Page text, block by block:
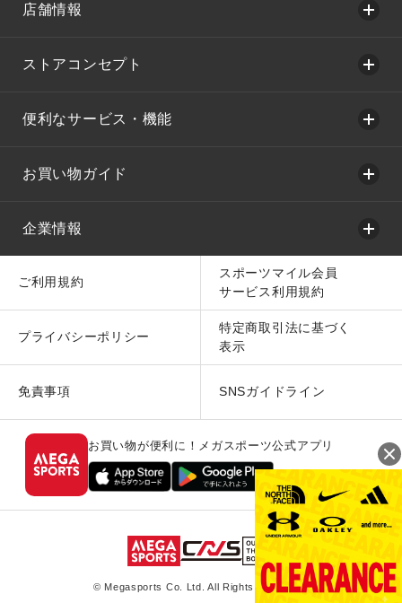
店舗情報
ストアコンセプト
便利なサービス・機能
お買い物ガイド
企業情報
ご利用規約
スポーツマイル会員
サービス利用規約
プライバシーポリシー
特定商取引法に基づく
表示
免責事項 SNSガイドライン
お買い物が便利に！メガスポーツ公式アプリ
© Megasports Co. Ltd. All Rights Reserved.